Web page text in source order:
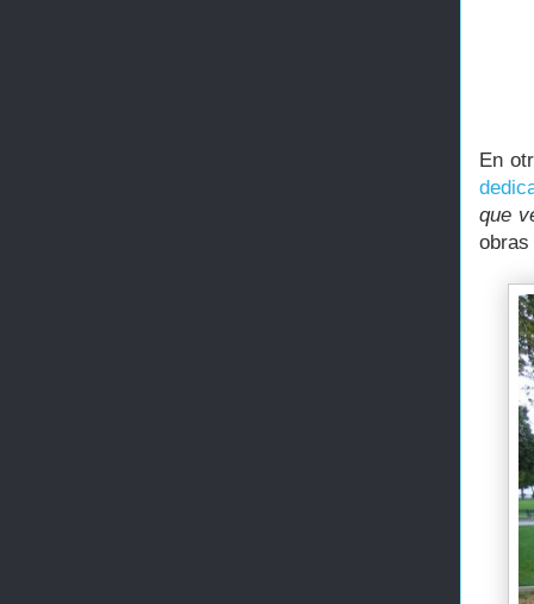
En
que
obras